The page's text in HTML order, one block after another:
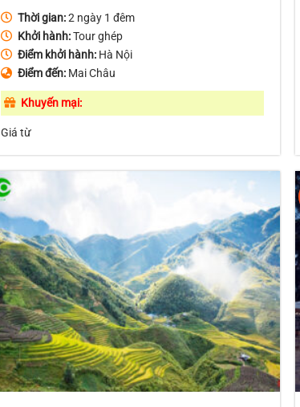
Thời gian:2 ngày 1 đêm
Khởi hành:Tour ghép
Điểm khởi hành: Hà Nội
Điểm đến: Mai Châu
Khuyến mại:
Giá từ